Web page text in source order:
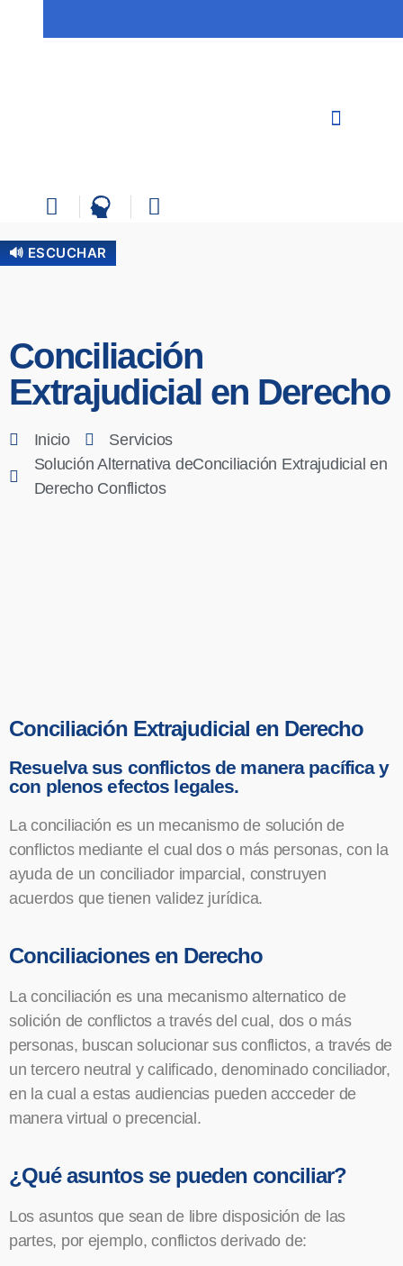
🔊 ESCUCHAR
Conciliación
Extrajudicial en Derecho
Inicio
Servicios
Solución Alternativa deConciliación Extrajudicial en
Derecho Conflictos
Conciliación Extrajudicial en Derecho
Resuelva sus conflictos de manera pacífica y
con plenos efectos legales.
La conciliación es un mecanismo de solución de
conflictos mediante el cual dos o más personas, con la
ayuda de un conciliador imparcial, construyen
acuerdos que tienen validez jurídica.
Conciliaciones en Derecho
La conciliación es una mecanismo alternatico de
solición de conflictos a través del cual, dos o más
personas, buscan solucionar sus conflictos, a través de
un tercero neutral y calificado, denominado conciliador,
en la cual a estas audiencias pueden accceder de
manera virtual o precencial.
¿Qué asuntos se pueden conciliar?
Los asuntos que sean de libre disposición de las
partes, por ejemplo, conflictos derivado de: